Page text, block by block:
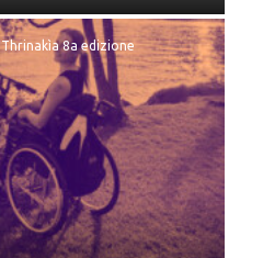
Thrinakìa 8a edizione